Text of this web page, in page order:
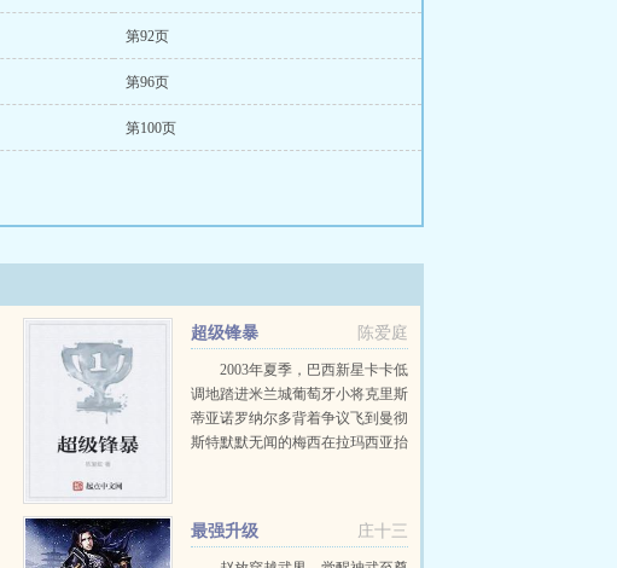
第92页
第96页
第100页
陈爱庭
超级锋暴
2003年夏季，巴西新星卡卡低
调地踏进米兰城葡萄牙小将克里斯
蒂亚诺罗纳尔多背着争议飞到曼彻
斯特默默无闻的梅西在拉玛西亚抬
在憧憬着成为...
庄十三
最强升级